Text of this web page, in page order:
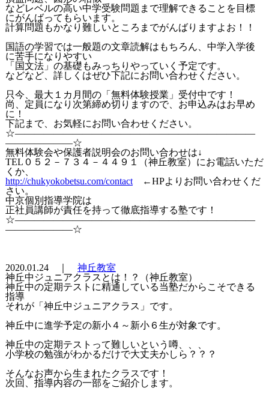
などレベルの高い中学受験問題まで理解できることを目標
にがんばってもらいます。
計算問題もかなり難しいところまでがんばりますよお！！
国語の学習では一般題の文章読解はもちろん、中学入学後
に苦手になりやすい
「国文法」の基礎もみっちりやっていく予定です。
などなど、詳しくはぜひ下記にお問い合わせください。
只今、最大１カ月間の「無料体験授業」受付中です！
尚、定員になり次第締め切りますので、お申込みはお早め
に！
下記まで、お気軽にお問い合わせください。
☆―――――――――――――――――――――――――
―――――――☆
無料体験会や保護者説明会のお問い合わせは↓
TEL０５２－７３４－４４９１（神丘教室）にお電話いただ
くか、
http://chukyokobetsu.com/contact←HPよりお問い合わせくだ
さい。
中京個別指導学院は
正社員講師が責任を持って徹底指導する塾です！
☆―――――――――――――――――――――――――
―――――――☆
2020.01.24 ｜ 神丘教室
神丘中ジュニアクラスとは！？（神丘教室）
神丘中の定期テストに精通している当塾だからこそできる
指導
それが「神丘中ジュニアクラス」です。
神丘中に進学予定の新小４～新小６生が対象です。
神丘中の定期テストって難しいという噂、、、
小学校の勉強がわかるだけで大丈夫かしら？？？
そんなお声から生まれたクラスです！
次回、指導内容の一部をご紹介します。